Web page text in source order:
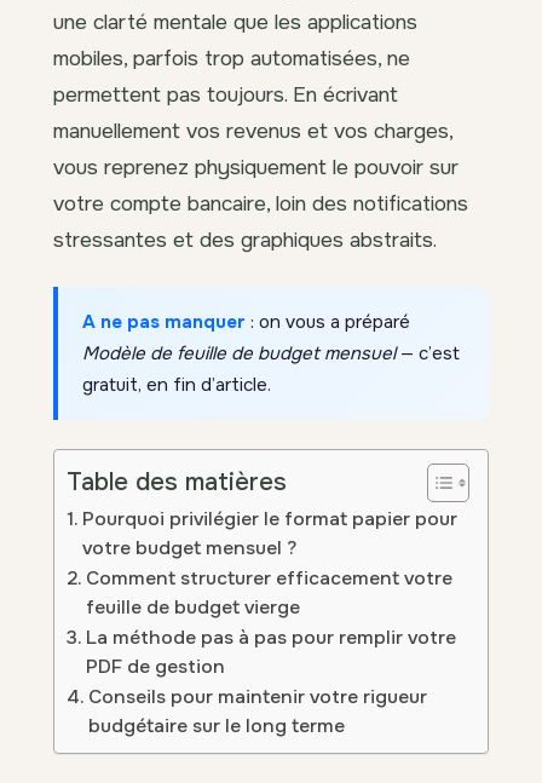
une clarté mentale que les applications
mobiles, parfois trop automatisées, ne
permettent pas toujours. En écrivant
manuellement vos revenus et vos charges,
vous reprenez physiquement le pouvoir sur
votre compte bancaire, loin des notifications
stressantes et des graphiques abstraits.
A ne pas manquer : on vous a préparé
Modèle de feuille de budget mensuel— c’est
gratuit, en fin d’article.
Table des matières
Pourquoi privilégier le format papier pour
votre budget mensuel ?
Comment structurer efficacement votre
feuille de budget vierge
La méthode pas à pas pour remplir votre
PDF de gestion
Conseils pour maintenir votre rigueur
budgétaire sur le long terme